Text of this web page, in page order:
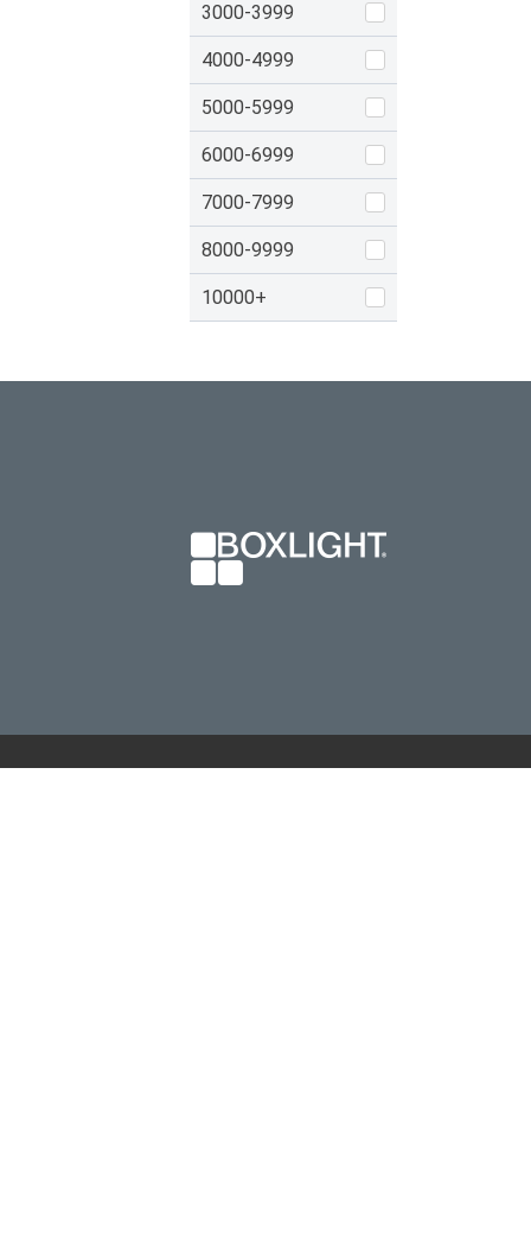
3000-3999
4000-4999
5000-5999
6000-6999
7000-7999
8000-9999
10000+